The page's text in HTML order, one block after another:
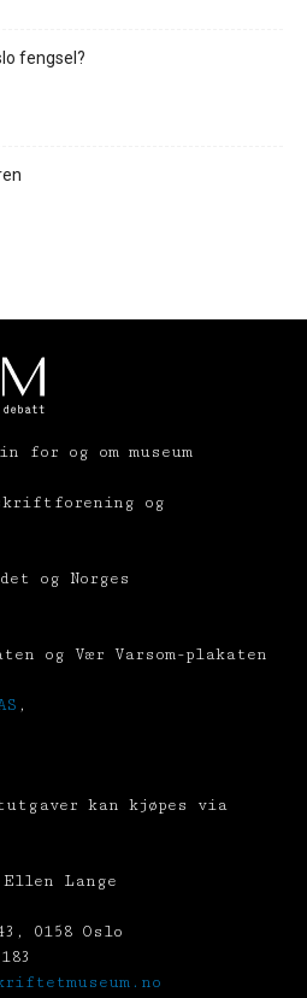
fengsel?
for og om museum
og
og Norges
og Vær Varsom-plakaten
,
kan kjøpes via
Lange
0158 Oslo